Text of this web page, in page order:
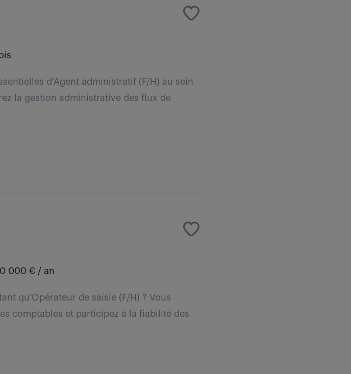
d'Agent administratif (F/H) au sein
la gestion administrative des flux de
000 € / an
qu'Opérateur de saisie (F/H) ? Vous
comptables et participez à la fiabilité des